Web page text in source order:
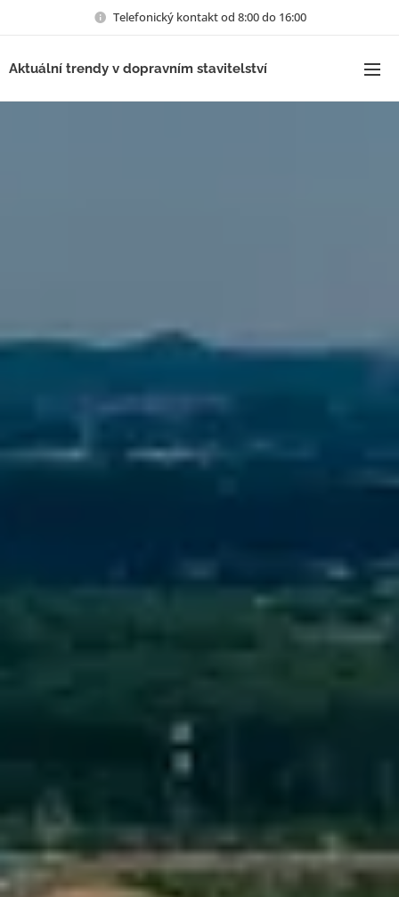
Telefonický kontakt od 8:00 do 16:00
Aktuální trendy v dopravním stavitelství